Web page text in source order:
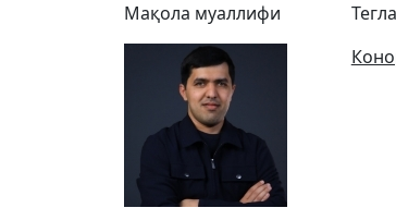
Мақола муаллифи